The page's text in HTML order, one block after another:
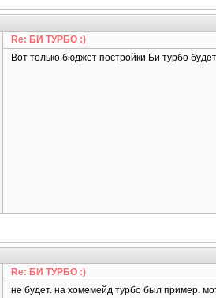
Re: БИ ТУРБО :)
Вот только бюджет постройки Би турбо
Re: БИ ТУРБО :)
не будет. на хомемейд турбо был пример.